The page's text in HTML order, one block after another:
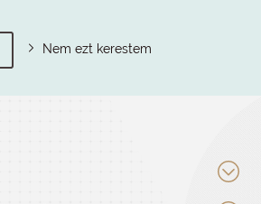
Nem ezt kerestem